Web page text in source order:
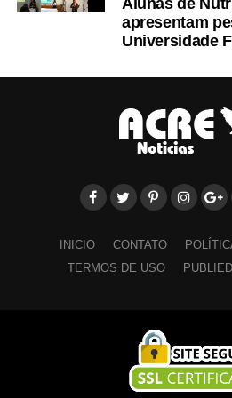
PARABÉNS! Você já pode ler essa
//www.instagram.com/embed.js
Leia Mais: Veja
apresentam
Universidade
INICIO CONTATO
TERMOS DE USO